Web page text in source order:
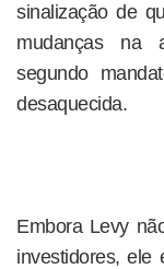
sinalização de
mudanças na
segundo
desaquecida.
Embora Levy
investidores, ele